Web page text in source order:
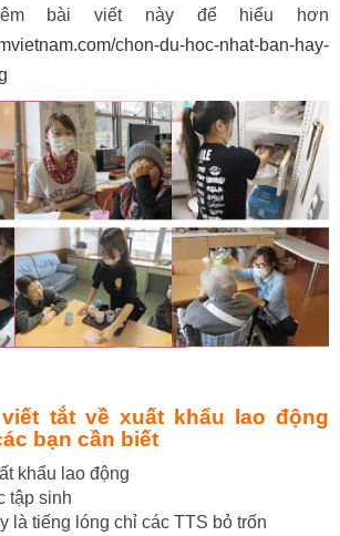
bài viết này để hiểu hơn
chon-du-hoc-nhat-ban-hay-
tắt về xuất khẩu lao động
bạn cần biết
khẩu lao động
tập sinh
là tiếng lóng chỉ các TTS bỏ trốn